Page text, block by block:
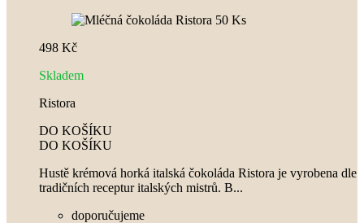
498 Kč
Skladem
Ristora
DO KOŠÍKU
DO KOŠÍKU
Hustě krémová horká italská čokoláda Ristora je vyrobena dle
tradičních receptur italských mistrů. B...
doporučujeme